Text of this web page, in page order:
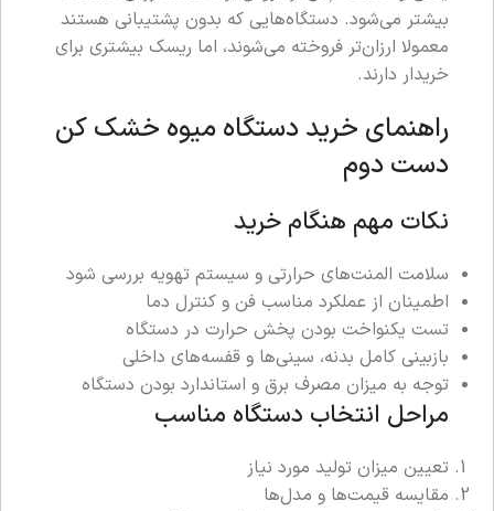
بیشتر می‌شود. دستگاه‌هایی که بدون پشتیبانی هستند
معمولا ارزان‌تر فروخته می‌شوند، اما ریسک بیشتری برای
خریدار دارند.
راهنمای خرید دستگاه میوه خشک کن
دست دوم
نکات مهم هنگام خرید
سلامت المنت‌های حرارتی و سیستم تهویه بررسی شود
اطمینان از عملکرد مناسب فن و کنترل دما
تست یکنواخت بودن پخش حرارت در دستگاه
بازبینی کامل بدنه، سینی‌ها و قفسه‌های داخلی
توجه به میزان مصرف برق و استاندارد بودن دستگاه
مراحل انتخاب دستگاه مناسب
تعیین میزان تولید مورد نیاز
مقایسه قیمت‌ها و مدل‌ها